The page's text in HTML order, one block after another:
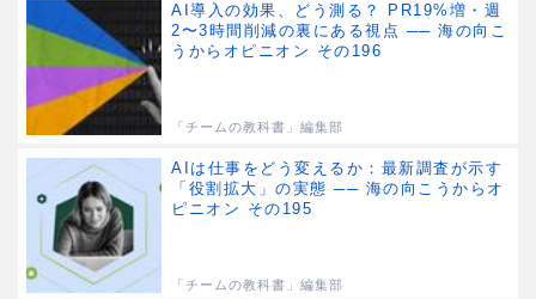
AI導入の効果、どう測る？ PR19%増・週
2〜3時間削減の裏にある視点 ── 海の向こ
うからオピニオン その196
「チームの教科書」編集部
AIは仕事をどう変えるか：最新調査が示す
「役割拡大」の実態 ── 海の向こうからオ
ピニオン その195
「チームの教科書」編集部